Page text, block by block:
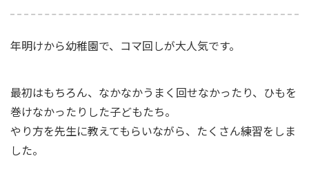
年明けから幼稚園で、コマ回しが大人気です。
最初はもちろん、なかなかうまく回せなかったり、ひもを
巻けなかったりした子どもたち。
やり方を先生に教えてもらいながら、たくさん練習をしま
した。